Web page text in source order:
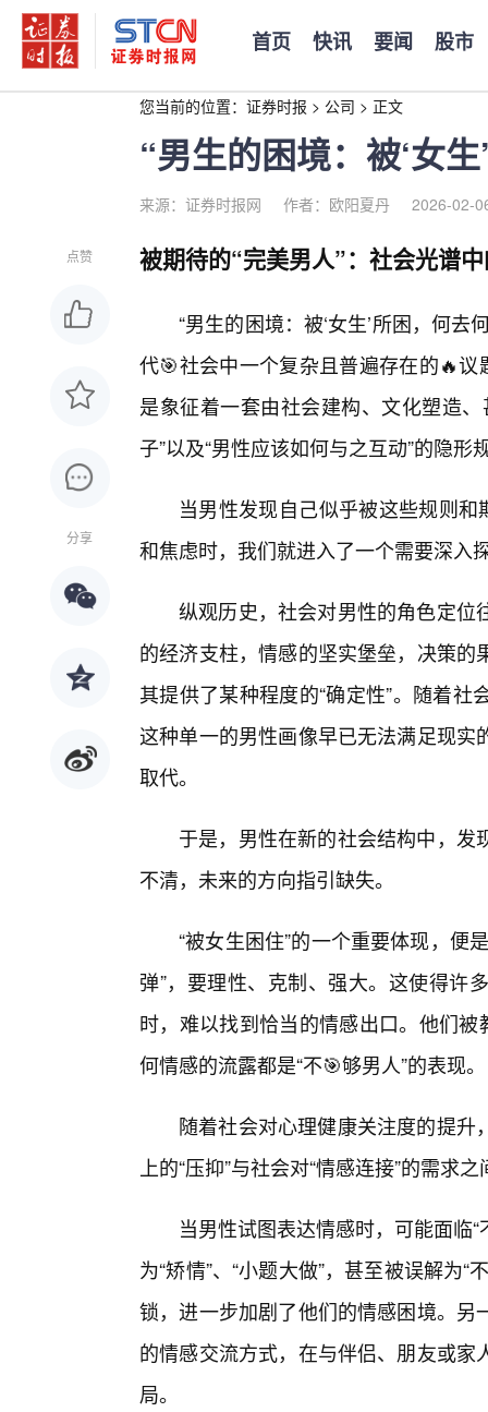
首页 快讯 要闻 股市
您当前的位置： 证券时报 > 公司 > 正文
“男生的困境：被‘女
来源：证券时报网 作者：欧阳夏丹 2026-02-
点赞
分享
被期待的“完美男人”：社会光谱
“男生的困境：被‘女生’所困，何
代🎯社会中一个复杂且普遍存在的🔥
是象征着一套由社会建构、文化塑造
子”以及“男性应该如何与之互动”的隐形
当男性发现自己似乎被这些规则
和焦虑时，我们就进入了一个需要深入
纵观历史，社会对男性的角色定位
的经济支柱，情感的坚实堡垒，决策
其提供了某种程度的“确定性”。随着
这种单一的男性画像早已无法满足现
取代。
于是，男性在新的社会结构中，
不清，未来的方向指引缺失。
“被女生困住”的一个重要体现，便
弹”，要理性、克制、强大。这使得许
时，难以找到恰当的情感出口。他们
何情感的流露都是“不🎯够男人”的表现。
随着社会对心理健康关注度的提
上的“压抑”与社会对“情感连接”的需求
当男性试图表达情感时，可能面临
为“矫情”、“小题大做”，甚至被误解为
锁，进一步加剧了他们的情感困境。
的情感交流方式，在与伴侣、朋友或
局。